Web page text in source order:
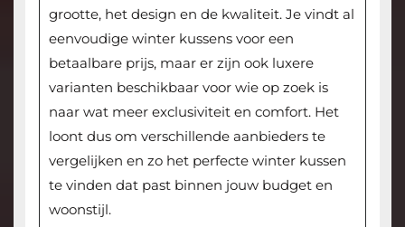
grootte, het design en de kwaliteit. Je vindt al
eenvoudige winter kussens voor een
betaalbare prijs, maar er zijn ook luxere
varianten beschikbaar voor wie op zoek is
naar wat meer exclusiviteit en comfort. Het
loont dus om verschillende aanbieders te
vergelijken en zo het perfecte winter kussen
te vinden dat past binnen jouw budget en
woonstijl.